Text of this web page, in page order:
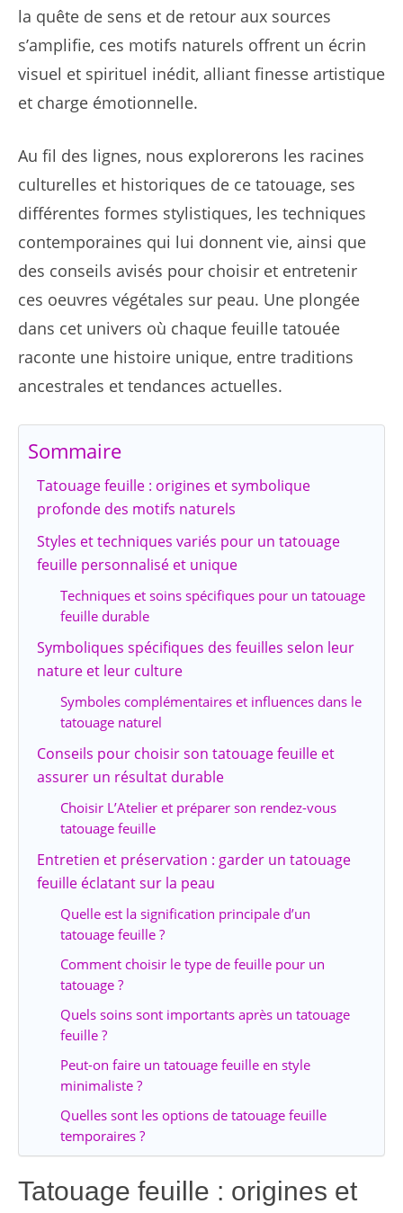
la quête de sens et de retour aux sources
s’amplifie, ces motifs naturels offrent un écrin
visuel et spirituel inédit, alliant finesse artistique
et charge émotionnelle.
Au fil des lignes, nous explorerons les racines
culturelles et historiques de ce tatouage, ses
différentes formes stylistiques, les techniques
contemporaines qui lui donnent vie, ainsi que
des conseils avisés pour choisir et entretenir
ces oeuvres végétales sur peau. Une plongée
dans cet univers où chaque feuille tatouée
raconte une histoire unique, entre traditions
ancestrales et tendances actuelles.
Sommaire
Tatouage feuille : origines et symbolique
profonde des motifs naturels
Styles et techniques variés pour un tatouage
feuille personnalisé et unique
Techniques et soins spécifiques pour un tatouage
feuille durable
Symboliques spécifiques des feuilles selon leur
nature et leur culture
Symboles complémentaires et influences dans le
tatouage naturel
Conseils pour choisir son tatouage feuille et
assurer un résultat durable
Choisir L’Atelier et préparer son rendez-vous
tatouage feuille
Entretien et préservation : garder un tatouage
feuille éclatant sur la peau
Quelle est la signification principale d’un
tatouage feuille ?
Comment choisir le type de feuille pour un
tatouage ?
Quels soins sont importants après un tatouage
feuille ?
Peut-on faire un tatouage feuille en style
minimaliste ?
Quelles sont les options de tatouage feuille
temporaires ?
Tatouage feuille : origines et